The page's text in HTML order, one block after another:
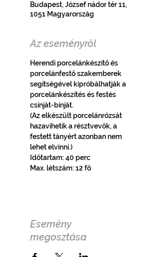
Budapest, József nádor tér 11,
1051 Magyarország
Az eseményről
Herendi porcelánkészítő és
porcelánfestő szakemberek
segítségével kipróbálhatják a
porcelánkészítés és festés
csínját-bínját.
(Az elkészült porcelánrózsát
hazavihetik a résztvevők, a
festett tányért azonban nem
lehet elvinni.)
Időtartam: 40 perc
Max. létszám: 12 fő
Esemény
megosztása